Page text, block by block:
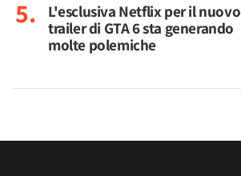
L'esclusiva Netflix per il nuovo
trailer di GTA 6 sta generando
molte polemiche